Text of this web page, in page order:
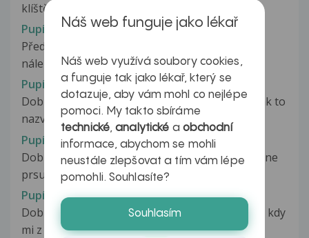
klíště, zůstalo mi do...
Pupínek po klíštěti
Před šesti dny jsem měl klíště. Malé a hned po
nálezu odstraněné. Po něm mám...
Pupínek po klíštěti
Dobrý den. Již 4 měsíce mám "pupínek" ,nebo jak to
nazvat, po klíštěti viz....
Pupínek pod prsem
Dobry den...pred par tydny se mi na spodni strane
prsu udelal cerveny pupinek...pri...
Pupínek před uchem
Dobry den, tento tyden v utery je presne 14 dni kdy
mi z niceho nic vecer...
Náš web funguje jako lékař
Náš web využívá soubory cookies,
a funguje tak jako lékař, který se
dotazuje, aby vám mohl co nejlépe
pomoci. My takto sbíráme
technické,analytické a obchodní
informace, abychom se mohli
neustále zlepšovat a tím vám lépe
pomohli. Souhlasíte?
Souhlasím